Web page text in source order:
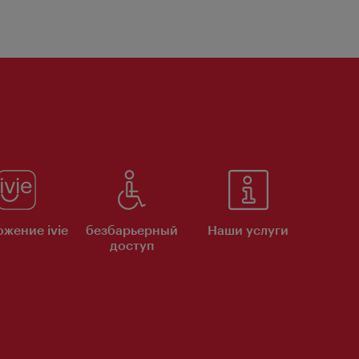
ivie
безбарьерный
доступ
Наши услуги